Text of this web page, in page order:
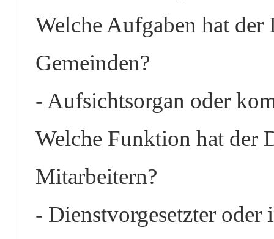
Welche Aufgaben hat der
Gemeinden?
- Aufsichtsorgan oder
Welche Funktion hat der
Mitarbeitern?
- Dienstvorgesetzter oder